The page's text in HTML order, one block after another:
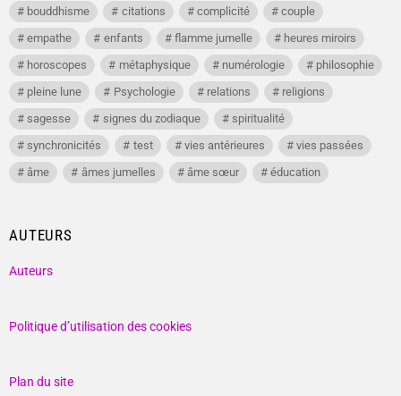
bouddhisme
citations complicité
couple
empathe
enfants flamme jumelle
heures miroirs
horoscopes
métaphysique numérologie
philosophie
pleine lune
Psychologie relations
religions
sagesse
signes du zodiaque
spiritualité
synchronicités
test vies antérieures
vies passées
âme
âmes jumelles âme sœur éducation
AUTEURS
Auteurs
Politique d’utilisation des cookies
Plan du site